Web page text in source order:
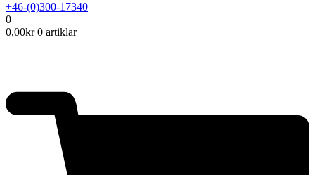
+46-(0)300-17340
0
0,00kr 0 artiklar